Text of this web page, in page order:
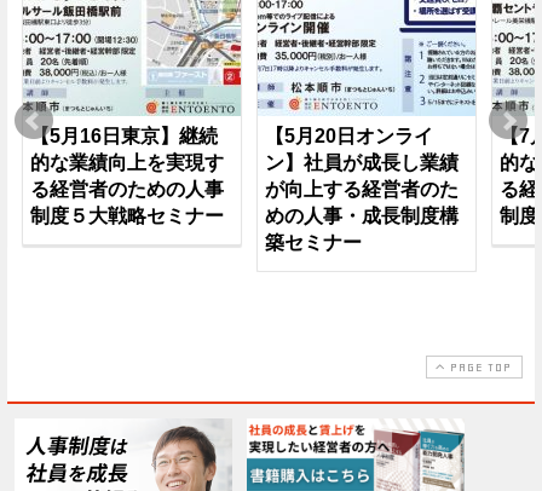
【5月16日東京】継続
的な業績向上を実現す
る経営者のための人事
制度５大戦略セミナー
【5月20日オンライ
ン】社員が成長し業績
が向上する経営者のた
めの人事・成長制度構
築セミナー
【7
的
る
制
PAGE TOP